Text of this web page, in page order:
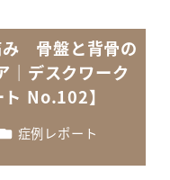
み 骨盤と背骨の
｜デスクワーク
No.102】
テゴリー
症例レポート